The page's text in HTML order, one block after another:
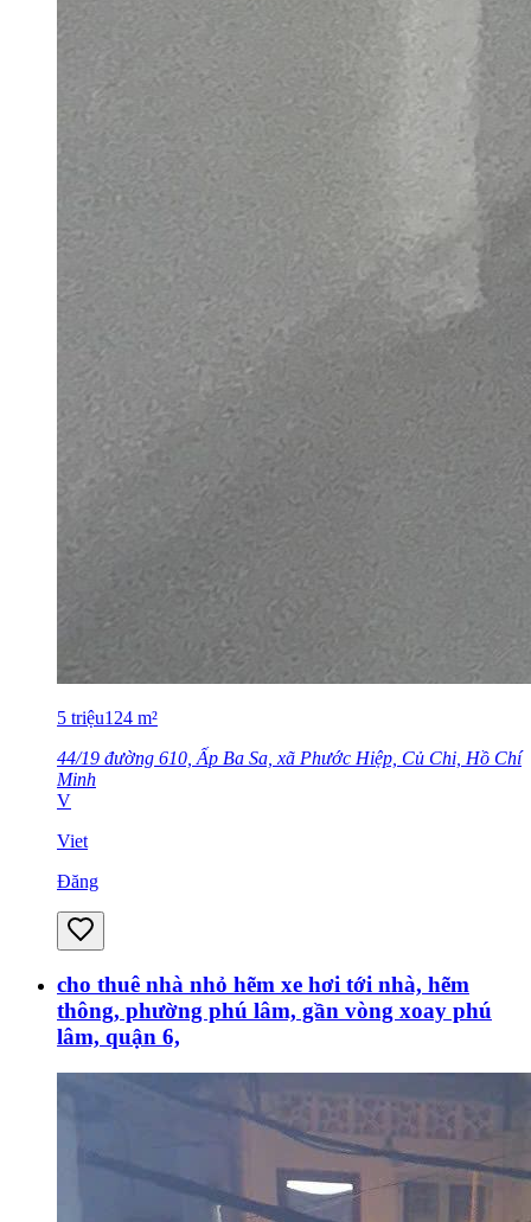
5 triệu124 m²
44/19 đường 610, Ấp Ba Sa, xã Phước Hiệp, Củ Chi, Hồ Chí
Minh
V
Viet
Đăng
cho thuê nhà nhỏ hẽm xe hơi tới nhà, hẽm
thông, phường phú lâm, gần vòng xoay phú
lâm, quận 6,